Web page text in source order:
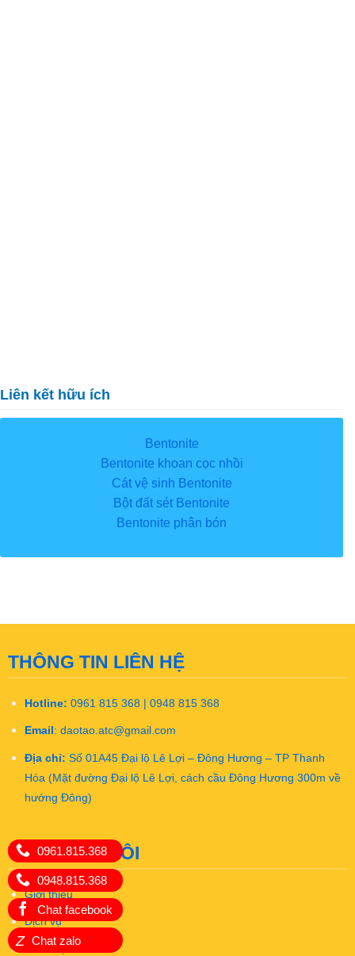
0961.815.368
0948.815.368
Chat facebook
Z Chat zalo
Liên kết hữu ích
Bentonite
Bentonite khoan cọc nhồi
Cát vệ sinh Bentonite
Bột đất sét Bentonite
Bentonite phân bón
THÔNG TIN LIÊN HỆ
Hotline: 0961 815 368 | 0948 815 368
Email : daotao.atc@gmail.com
Địa chỉ: Số 01A45 Đại lộ Lê Lợi – Đông Hương – TP Thanh
Hóa (Mặt đường Đại lộ Lê Lợi, cách cầu Đông Hương 300m về
hướng Đông)
VỀ CHÚNG TÔI
Giới thiệu
Dịch vụ
Khóa học